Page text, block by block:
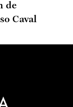
de
Caval